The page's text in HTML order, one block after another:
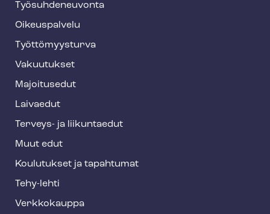
f
o
o
t
e
Työ­suh­de­neu­von­ta
Oikeuspalvelu
Työt­tö­myys­tur­va
Vakuutukset
Majoitusedut
Laivaedut
Terveys- ja liikuntaedut
Muut edut
Koulutukset ja tapahtumat
Tehy-lehti
Verkkokauppa